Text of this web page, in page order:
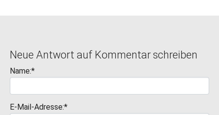
Neue Antwort auf Kommentar schreiben
Name:*
E-Mail-Adresse:*